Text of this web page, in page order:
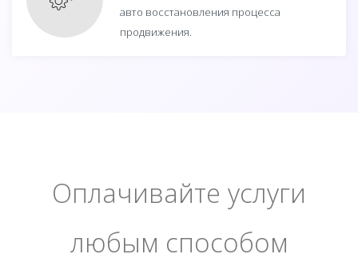
авто восстановления процесса
продвижения.
Оплачивайте услуги
любым способом